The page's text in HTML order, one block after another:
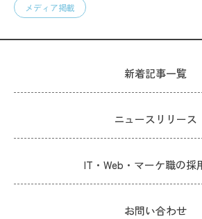
メディア掲載
新着記事一覧
ニュースリリース
IT・Web・マーケ職の採
お問い合わせ